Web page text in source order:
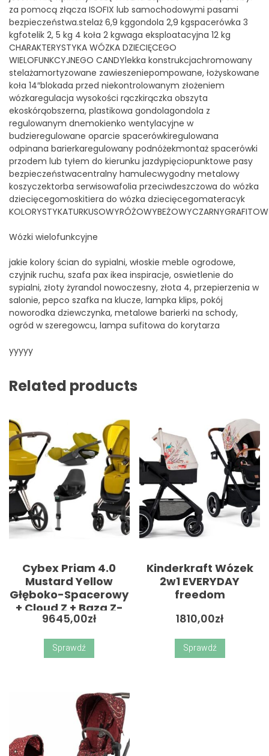
za pomocą złącza ISOFIX lub samochodowymi pasami
bezpieczeństwa.stelaż 6,9 kggondola 2,9 kgspacerówka 3
kgfotelik 2, 5 kg 4 koła 2 kgwaga eksploatacyjna 12 kg
CHARAKTERYSTYKA WÓZKA DZIECIĘCEGO
WIELOFUNKCYJNEGO CANDYlekka konstrukcjachromowany
stelażamortyzowane zawieszeniepompowane, łożyskowane
koła 14″blokada przed niekontrolowanym złożeniem
wózkaregulacja wysokości rączkirączka obszyta
ekoskórąobszerna, plastikowa gondolagondola z
regulowanym dnemokienko wentylacyjne w
budzieregulowane oparcie spacerówkiregulowana
odpinana barierkaregulowany podnóżekmontaż spacerówki
przodem lub tyłem do kierunku jazdypięciopunktowe pasy
bezpieczeństwacentralny hamulecwygodny metalowy
koszyczektorba serwisowafolia przeciwdeszczowa do wózka
dziecięcegomoskitiera do wózka dziecięcegomateracyk
Wózki wielofunkcyjne
jakie kolory ścian do sypialni, włoskie meble ogrodowe,
czyjnik ruchu, szafa pax ikea inspiracje, oswietlenie do
sypialni, złoty żyrandol nowoczesny, złota 4, przepierzenia w
salonie, pepco szafka na klucze, lampka klips, pokój
noworodka dziewczynka, metalowe barierki na schody,
ogród w szeregowcu, lampa sufitowa do korytarza
yyyyy
Related products
Cybex Priam 4.0
Mustard Yellow
Głęboko-Spacerowy
+ Cloud Z + Baza Z-
Fix
9645,00zł
Sprawdź
Kinderkraft Wózek
2w1 EVERYDAY
freedom
1810,00zł
Sprawdź